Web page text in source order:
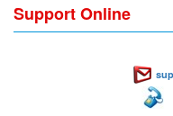
Emerson/Vertiv
Support Online